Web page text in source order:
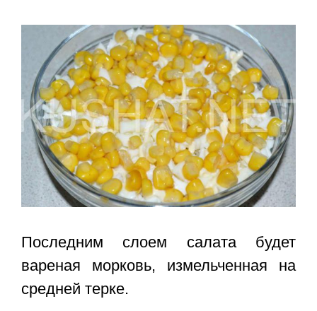
Последним слоем салата будет
вареная морковь, измельченная на
средней терке.